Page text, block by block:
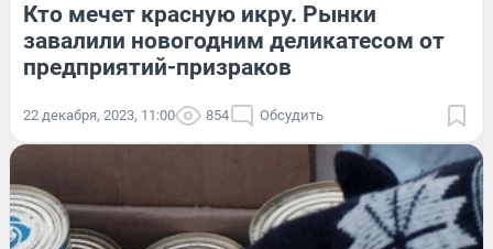
Кто мечет красную икру. Рынки
завалили новогодним деликатесом от
предприятий-призраков
22 декабря, 2023, 11:00 854 Обсудить